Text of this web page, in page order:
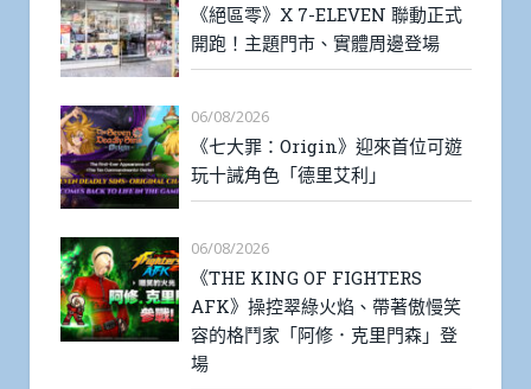
《絕區零》X 7-ELEVEN 聯動正式
開跑！主題門市、實體周邊登場
06/08/2026
《七大罪：Origin》迎來首位可遊
玩十誡角色「德里艾利」
06/08/2026
《THE KING OF FIGHTERS
AFK》操控翠綠火焰、帶著傲慢笑
容的格鬥家「阿修．克里門森」登
場